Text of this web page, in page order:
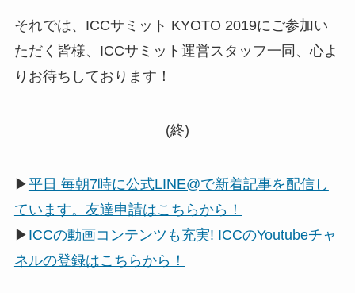
それでは、ICCサミット KYOTO 2019にご参加い
ただく皆様、ICCサミット運営スタッフ一同、心よ
りお待ちしております！
(終)
▶平日 毎朝7時に公式LINE@で新着記事を配信し
ています。友達申請はこちらから！
▶ ICCの動画コンテンツも充実! ICCのYoutubeチャ
ネルの登録はこちらから！